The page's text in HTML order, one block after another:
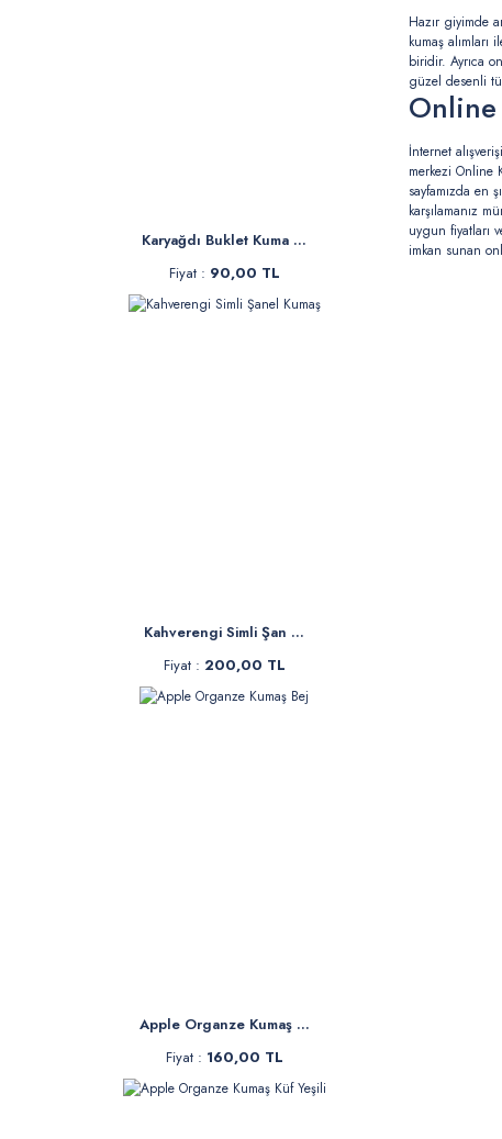
Karyağdı Buklet Kuma ...
Fiyat : 90,00 TL
Kahverengi Simli Şan ...
Fiyat : 200,00 TL
Apple Organze Kumaş ...
Fiyat : 160,00 TL
Hazır giyimde
kumaş
biridir. Ayrıca
güzel desenli
Online
İnternet
merkezi Online
sayfamızda en
karşılamanız
uygun fiyatları
imkan sunan